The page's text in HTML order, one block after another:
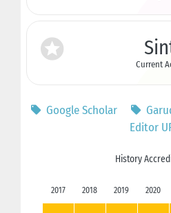
Current
Google Scholar
Editor
History
2017 2018 2019 2020